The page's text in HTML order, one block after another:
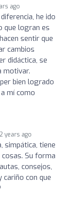
ago
he ido
que logran es
sentir que
cambios
didáctica, se
motivar.
bien logrado
mí como
2 years ago
simpática, tiene
Su forma
consejos,
cariño con que